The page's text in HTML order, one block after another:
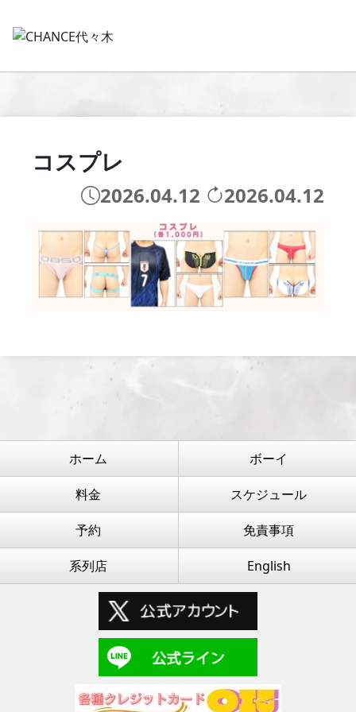
コスプレ
2026.04.12 2026.04.12
ホーム ボーイ
料金 スケジュール
予約 免責事項
系列店 English